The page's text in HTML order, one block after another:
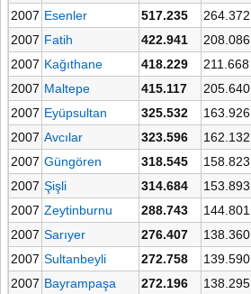
2007 Esenler 517.235 264.372
2007 Fatih 422.941 208.086
2007 Kağıthane 418.229 211.668
2007 Maltepe 415.117 205.640
2007 Eyüpsultan 325.532 163.926
2007 Avcılar 323.596 162.132
2007 Güngören 318.545 158.823
2007 Şişli 314.684 153.893
2007 Zeytinburnu 288.743 144.801
2007 Sarıyer 276.407 138.360
2007 Sultanbeyli 272.758 139.590
2007 Bayrampaşa 272.196 138.295